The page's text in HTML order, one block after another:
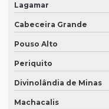
Lagamar
Cabeceira Grande
Pouso Alto
Periquito
Divinolândia de Minas
Machacalis